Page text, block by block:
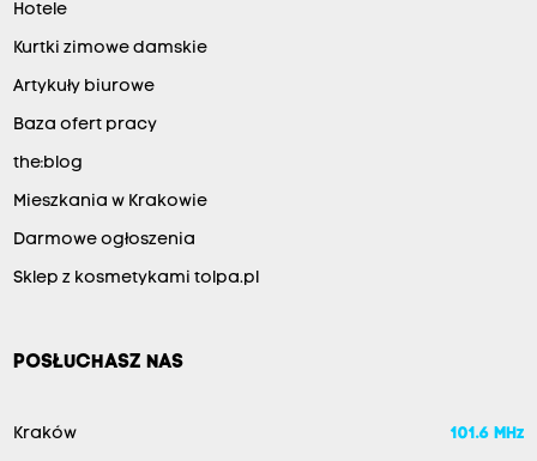
Hotele
Kurtki zimowe damskie
Artykuły biurowe
Baza ofert pracy
the:blog
Mieszkania w Krakowie
Darmowe ogłoszenia
Sklep z kosmetykami tolpa.pl
POSŁUCHASZ NAS
Kraków 101.6 MHz